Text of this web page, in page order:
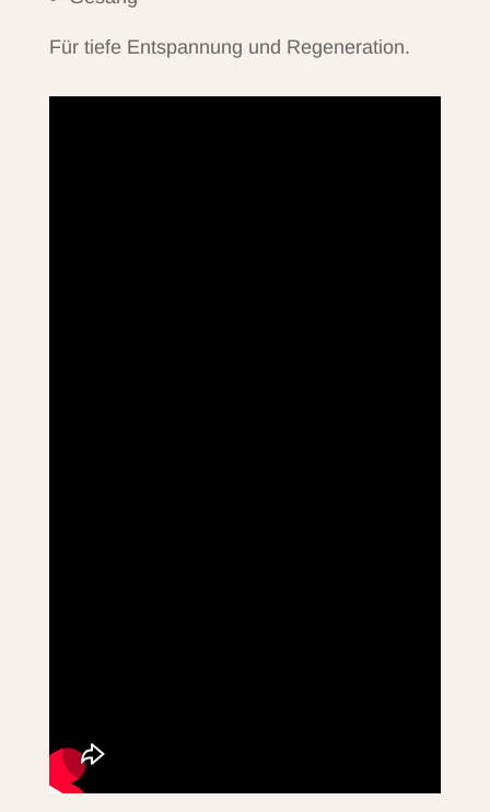
Für tiefe Entspannung und Regeneration.